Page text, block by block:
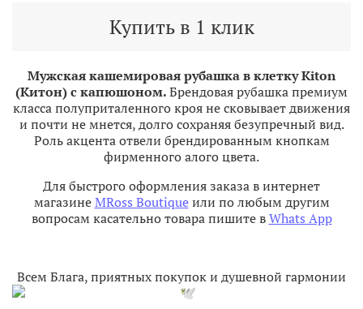
Купить в 1 клик
Мужская кашемировая рубашка в клетку Kiton
(Китон) с капюшоном.Брендовая рубашка премиум
класса полуприталенного кроя не сковывает движения
и почти не мнется, долго сохраняя безупречный вид.
Роль акцента отвели брендированным кнопкам
фирменного алого цвета.
Для быстрого оформления заказа в интернет
магазинеMRoss Boutiqueили по любым другим
вопросам касательно товара пишите вWhats App
Всем Блага, приятных покупок и душевной гармонии